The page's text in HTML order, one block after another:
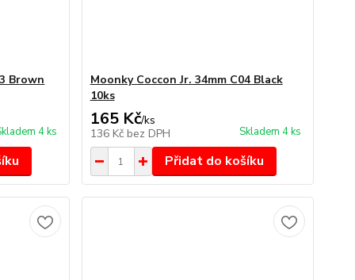
Brown
4 ks
Moonky Coccon Jr. 34mm C04 Black
10ks
165 Kč/ks
136 Kč bez DPH Skladem 4 ks
Přidat do košíku